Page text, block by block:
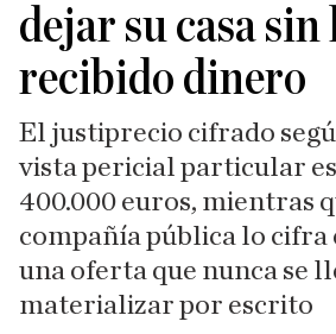
dejar su casa sin
recibido dinero
El justiprecio cifrado
vista pericial particular es
400.000 euros, mientras
compañía pública lo cifra
una oferta que nunca se
materializar por escrito